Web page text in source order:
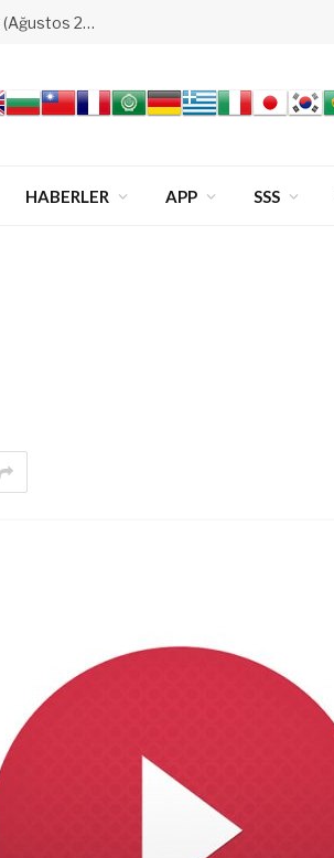
Ataşehir&4.Levent&Bakırköy Derecelendirme Sınavı (Ağustos 2026)
HABERLER APP SSS